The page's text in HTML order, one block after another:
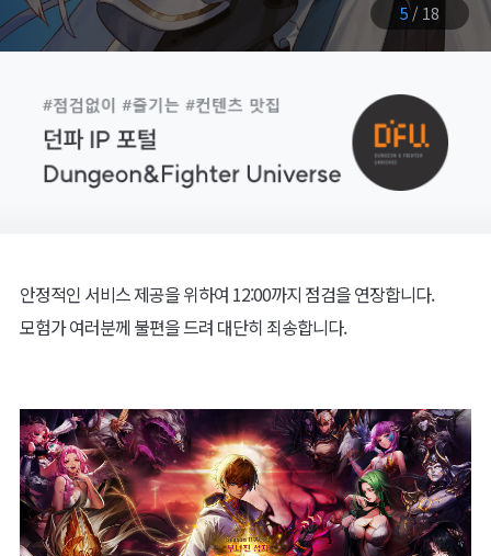
6 / 18
안정적인 서비스 제공을 위하여 12:00까지 점검을 연장합니다.
모험가 여러분께 불편을 드려 대단히 죄송합니다.